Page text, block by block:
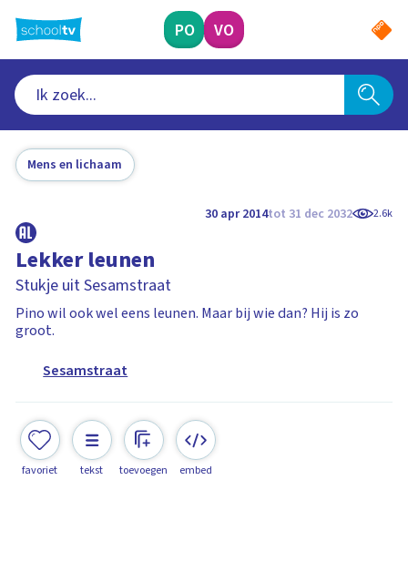
naar
hoofdinhoud
PO VO
Mens en lichaam
30 apr 2014tot 31 dec 2032 2.6k
Lekker leunen
Stukje uit Sesamstraat
Pino wil ook wel eens leunen. Maar bij wie dan? Hij is zo
groot.
Sesamstraat
favoriet tekst toevoegen embed